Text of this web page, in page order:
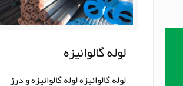
لوله گالوانيزه
لوله گالوانيزه لوله گالوانيزه و درز